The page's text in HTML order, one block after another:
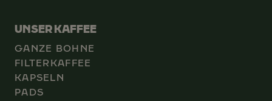
UNSER KAFFEE
GANZE BOHNE
FILTERKAFFEE
KAPSELN
PADS